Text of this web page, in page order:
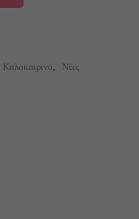
Καλοκαιρινά,
Νέες